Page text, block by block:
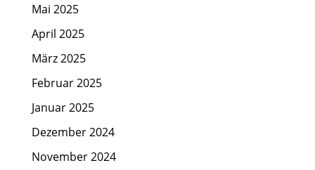
Mai 2025
April 2025
März 2025
Februar 2025
Januar 2025
Dezember 2024
November 2024